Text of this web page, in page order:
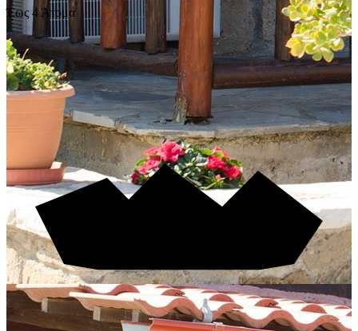
Έως 4 Άτομα